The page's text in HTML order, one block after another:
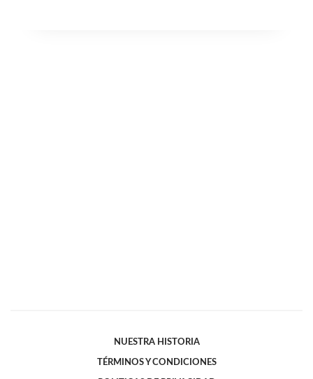
NUESTRA HISTORIA
TÉRMINOS Y CONDICIONES